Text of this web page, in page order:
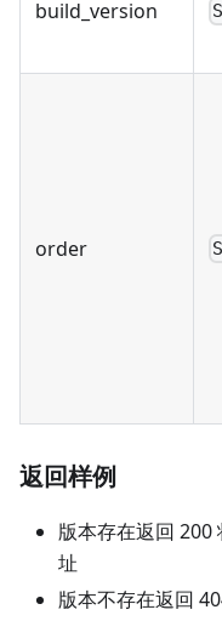
build_version
order
返回样例
版本存在返回 200
址
版本不存在返回